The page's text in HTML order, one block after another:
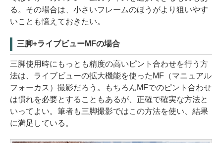
る。その場合は、小さいフレームのほうがより狙いやす
いことも憶えておきたい。
三脚+ライブビューMFの場合
三脚使用時にもっとも精度の高いピント合わせを行う方
法は、ライブビューの拡大機能を使ったMF（マニュアル
フォーカス）撮影だろう。もちろんMFでのピント合わせ
は慣れを必要とすることもあるが、正確で確実な方法と
いってよい。筆者も三脚撮影ではこの方法を使い、結果
に満足している。